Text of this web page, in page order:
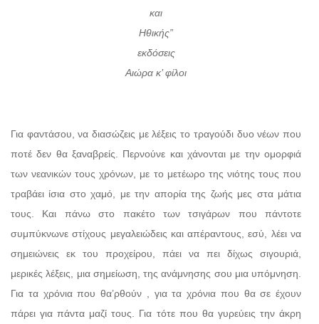
και
Ηθικής”
εκδόσεις
Αιώρα κ’ φίλοι
Για φαντάσου, να διασώζεις με λέξεις το τραγούδι δυο νέων που
ποτέ δεν θα ξαναβρείς. Περνούνε και χάνονται με την ομορφιά
των νεανικών τους χρόνων, με το μετέωρο της νιότης τους που
τραβάει ίσια στο χαμό, με την απορία της ζωής μες στα μάτια
τους. Και πάνω στο πακέτο των τσιγάρων που πάντοτε
συμπύκνωνε στίχους μεγαλειώδεις και απέραντους, εσύ, λέει να
σημειώνεις εκ του προχείρου, πάει να πει δίχως σιγουριά,
μερικές λέξεις, μια σημείωση, της ανάμνησης σου μια υπόμνηση.
Για τα χρόνια που θα’ρθούν , για τα χρόνια που θα σε έχουν
πάρει για πάντα μαζί τους. Για τότε που θα γυρεύεις την άκρη